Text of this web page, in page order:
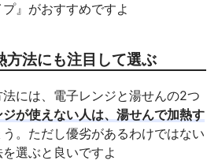
』がおすすめですよ
方法にも注目して選ぶ
には、電子レンジと湯せんの2つ
ジが使えない人は、湯せんで加熱す
。ただし優劣があるわけではない
選ぶと良いですよ